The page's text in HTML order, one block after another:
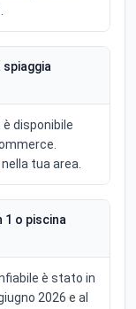
disponibile
tua area.
1 o piscina
è stato in
2026 e al